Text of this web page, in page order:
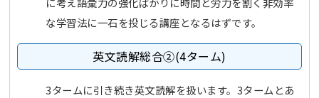
な学習法に一石を投じる講座となるはずです。
英文読解総合②(4ターム)
3タームに引き続き英文読解を扱います。3タームとあ